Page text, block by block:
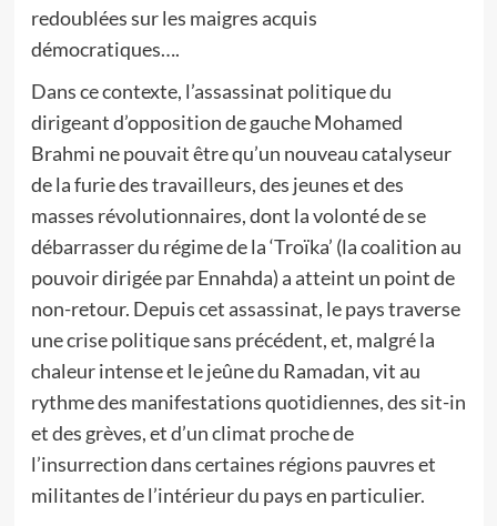
redoublées sur les maigres acquis
démocratiques….
Dans ce contexte, l’assassinat politique du
dirigeant d’opposition de gauche Mohamed
Brahmi ne pouvait être qu’un nouveau catalyseur
de la furie des travailleurs, des jeunes et des
masses révolutionnaires, dont la volonté de se
débarrasser du régime de la ‘Troïka’ (la coalition au
pouvoir dirigée par Ennahda) a atteint un point de
non-retour. Depuis cet assassinat, le pays traverse
une crise politique sans précédent, et, malgré la
chaleur intense et le jeûne du Ramadan, vit au
rythme des manifestations quotidiennes, des sit-in
et des grèves, et d’un climat proche de
l’insurrection dans certaines régions pauvres et
militantes de l’intérieur du pays en particulier.